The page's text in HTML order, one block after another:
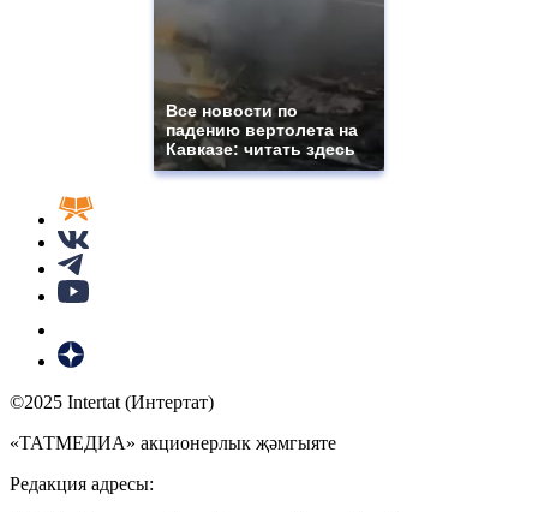
Все новости по
падению вертолета на
Кавказе: читать здесь
©2025 Intertat (Интертат)
«ТАТМЕДИА» акционерлык җәмгыяте
Редакция адресы: